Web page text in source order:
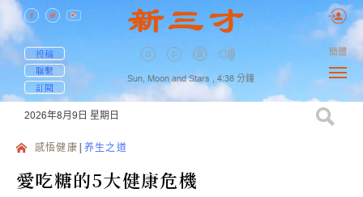
投稿
聯繫
訂閱
Sun, Moon and Stars , 4:38 分鐘
簡體
2026年8月9日 星期日
感悟健康 养生之道
愛吃糖的5大健康危機